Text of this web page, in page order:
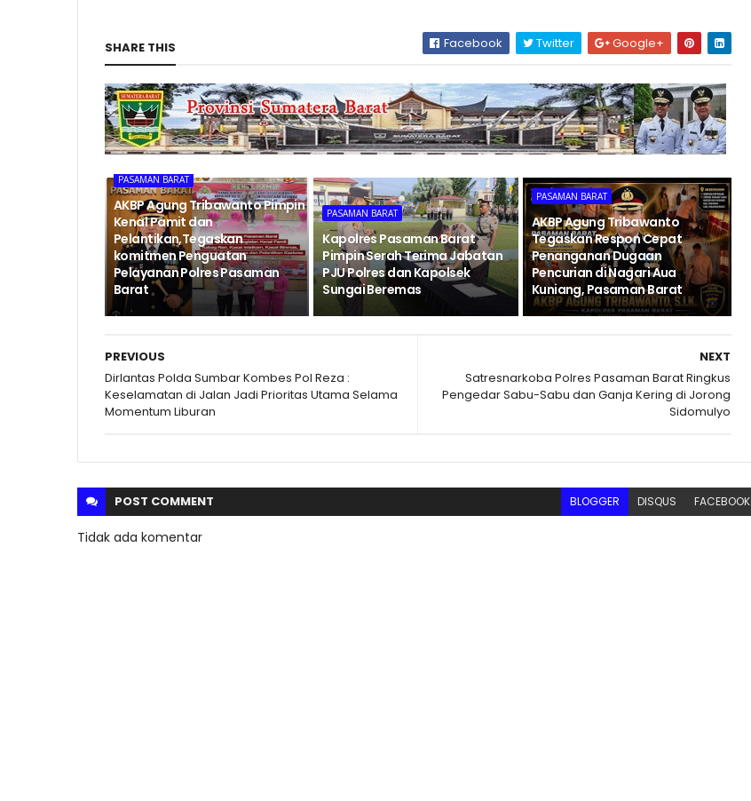
SHARE THIS Facebook Twitter Google+
PASAMAN BARAT
AKBP Agung Tribawanto Pimpin
Kenal Pamit dan
Pelantikan,Tegaskan
komitmen Penguatan
Pelayanan Polres Pasaman
Barat
PASAMAN BARAT
Kapolres Pasaman Barat
Pimpin Serah Terima Jabatan
PJU Polres dan Kapolsek
Sungai Beremas
PASAMAN BARAT
AKBP Agung Tribawanto
Tegaskan Respon Cepat
Penanganan Dugaan
Pencurian di Nagari Aua
Kuniang, Pasaman Barat
NEXT
Satresnarkoba Polres Pasaman Barat Ringkus
Pengedar Sabu-Sabu dan Ganja Kering di Jorong
Sidomulyo
PREVIOUS
Dirlantas Polda Sumbar Kombes Pol Reza :
Keselamatan di Jalan Jadi Prioritas Utama Selama
Momentum Liburan
POST COMMENT BLOGGER DISQUS FACEBOOK
Tidak ada komentar